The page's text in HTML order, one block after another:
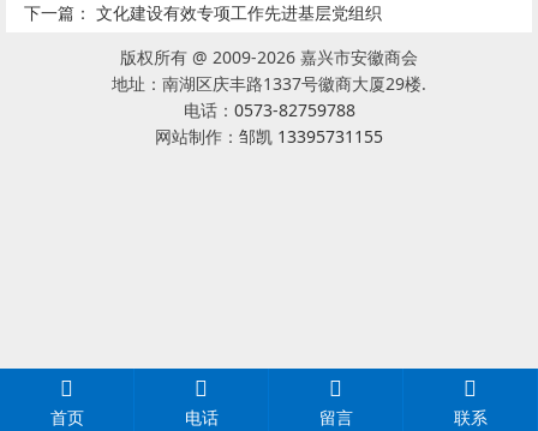
下一篇： 文化建设有效专项工作先进基层党组织
版权所有 @ 2009-2026 嘉兴市安徽商会
地址：南湖区庆丰路1337号徽商大厦29楼.
电话： 0573-82759788
网站制作： 邹凯 13395731155
首页 电话 留言 联系